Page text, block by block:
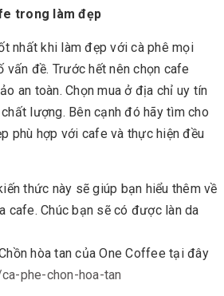
trong làm đẹp
nhất khi làm đẹp với cà phê mọi
đề. Trước hết nên chọn cafe
an toàn. Chọn mua ở địa chỉ uy tín
lượng. Bên cạnh đó hãy tìm cho
phù hợp với cafe và thực hiện đều
thức này sẽ giúp bạn hiểu thêm về
cafe. Chúc bạn sẽ có được làn da
hòa tan của One Coffee tại đây
phe-chon-hoa-tan